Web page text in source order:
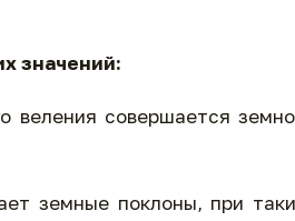
значений:
веления совершается
земные поклоны, при